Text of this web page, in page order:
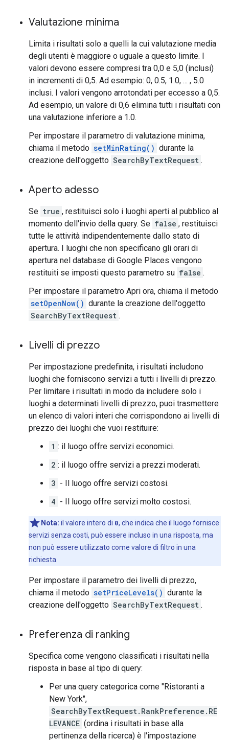
Valutazione minima
Limita i risultati solo a quelli la cui valutazione media
degli utenti è maggiore o uguale a questo limite. I
valori devono essere compresi tra 0,0 e 5,0 (inclusi)
in incrementi di 0,5. Ad esempio: 0, 0.5, 1.0, ... , 5.0
inclusi. I valori vengono arrotondati per eccesso a 0,5.
Ad esempio, un valore di 0,6 elimina tutti i risultati con
una valutazione inferiore a 1.0.
Per impostare il parametro di valutazione minima,
chiama il metodo setMinRating() durante la
creazione dell'oggetto SearchByTextRequest .
Aperto adesso
Se true , restituisci solo i luoghi aperti al pubblico al
momento dell'invio della query. Se false , restituisci
tutte le attività indipendentemente dallo stato di
apertura. I luoghi che non specificano gli orari di
apertura nel database di Google Places vengono
restituiti se imposti questo parametro su false .
Per impostare il parametro Apri ora, chiama il metodo
setOpenNow() durante la creazione dell'oggetto
SearchByTextRequest .
Livelli di prezzo
Per impostazione predefinita, i risultati includono
luoghi che forniscono servizi a tutti i livelli di prezzo.
Per limitare i risultati in modo da includere solo i
luoghi a determinati livelli di prezzo, puoi trasmettere
un elenco di valori interi che corrispondono ai livelli di
prezzo dei luoghi che vuoi restituire:
1 : il luogo offre servizi economici.
2 : il luogo offre servizi a prezzi moderati.
3 - Il luogo offre servizi costosi.
4 - Il luogo offre servizi molto costosi.
Nota: il valore intero di 0, che indica che il luogo fornisce
servizi senza costi, può essere incluso in una risposta, ma
non può essere utilizzato come valore di filtro in una
richiesta.
Per impostare il parametro dei livelli di prezzo,
chiama il metodo setPriceLevels() durante la
creazione dell'oggetto SearchByTextRequest .
Preferenza di ranking
Specifica come vengono classificati i risultati nella
risposta in base al tipo di query:
Per una query categorica come "Ristoranti a
New York",
SearchByTextRequest.RankPreference.RE
LEVANCE (ordina i risultati in base alla
pertinenza della ricerca) è l'impostazione